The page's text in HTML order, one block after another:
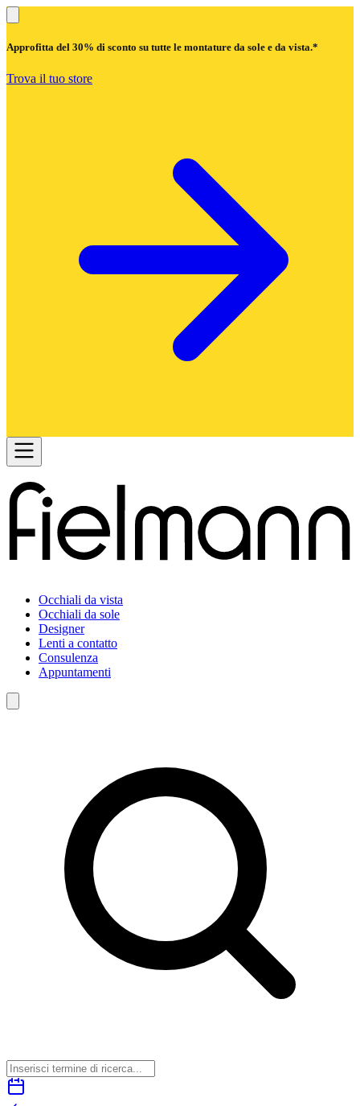
Approfitta del 30% di sconto su tutte le montature da sole e da vista.*
Trova il tuo store
Occhiali da vista
Occhiali da sole
Designer
Lenti a contatto
Consulenza
Appuntamenti